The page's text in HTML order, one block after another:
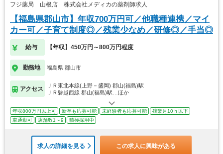
フジ薬局 山根店 株式会社メディカの薬剤師求人
【福島県郡山市】年収700万円可／他職種連携／マイ
カー可／子育て制度◎／残業少なめ／研修◎／手当◎
給与 【年収】450万円～800万円程度
勤務地 福島県 郡山市
アクセス
ＪＲ東北本線(上野－盛岡) 郡山(福島)駅
ＪＲ磐越西線 郡山(福島)駅…ほか
年収800万円以上可 新卒も応募可能 未経験者も応募可能
残業月10ｈ以下
車通勤可
店舗数1～9 積極採用中
求人の詳細を見る この求人に興味がある